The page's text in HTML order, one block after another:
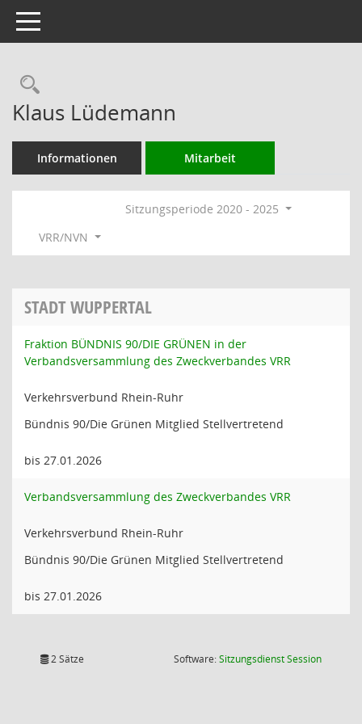
Toggle navigation
Rechercheauswahl
Klaus Lüdemann
Informationen Mitarbeit
Sitzungsperiode 2020 - 2025
VRR/NVN
STADT WUPPERTAL
Fraktion BÜNDNIS 90/DIE GRÜNEN in der
Verbandsversammlung des Zweckverbandes VRR
Verkehrsverbund Rhein-Ruhr
Bündnis 90/Die Grünen Mitglied Stellvertretend
bis 27.01.2026
Verbandsversammlung des Zweckverbandes VRR
Verkehrsverbund Rhein-Ruhr
Bündnis 90/Die Grünen Mitglied Stellvertretend
bis 27.01.2026
2 Sätze Software:SitzungsdienstSession(Wird in